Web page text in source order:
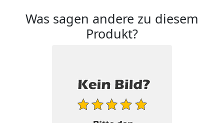
Was sagen andere zu diesem
Produkt?